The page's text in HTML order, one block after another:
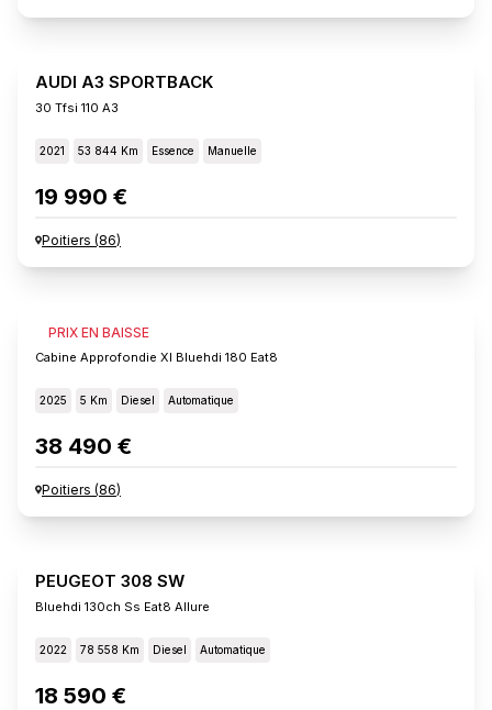
AUDI A3 SPORTBACK
30 Tfsi 110 A3
2021 53 844 Km Essence Manuelle
19 990 €
Poitiers (86)
PRIX EN BAISSE
FIAT SCUDO
Cabine Approfondie Xl Bluehdi 180 Eat8
2025 5 Km Diesel Automatique
38 490 €
Poitiers (86)
PEUGEOT 308 SW
Bluehdi 130ch Ss Eat8 Allure
2022 78 558 Km Diesel Automatique
18 590 €